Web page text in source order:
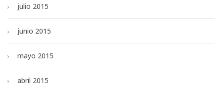
julio 2015
junio 2015
mayo 2015
abril 2015